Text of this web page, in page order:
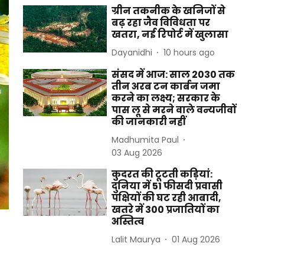
ग्रीन तकनीक के खनिजों से
बढ़ रहा जैव विविधता पर
खतरा, नई रिपोर्ट में खुलासा
Dayanidhi 10 hours ago
संसद में आज: साल 2030 तक
तीन अरब टन कार्बन जमा
करने का लक्ष्य; सरकार के
पास लू से मरने वाले वन्यजीवों
की जानकारी नहीं
Madhumita Paul
03 Aug 2026
कुदरत की टूटती कड़ियां:
दुनिया में 51 फीसदी प्रवासी
पक्षियों की घट रही आबादी,
खतरे में 300 प्रजातियों का
अस्तित्व
Lalit Maurya 01 Aug 2026